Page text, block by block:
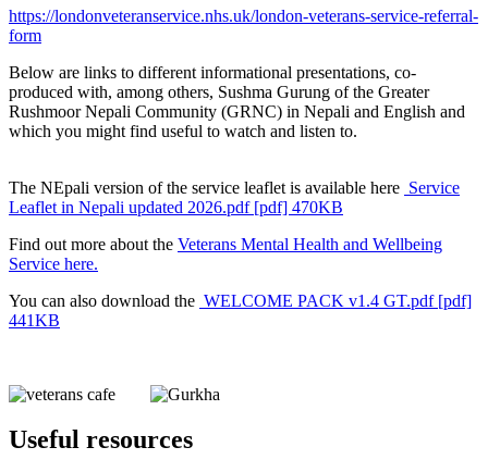
https://londonveteranservice.nhs.uk/london-veterans-service-referral-
form
Below are links to different informational presentations, co-
produced with, among others, Sushma Gurung of the Greater
Rushmoor Nepali Community (GRNC) in Nepali and English and
which you might find useful to watch and listen to.
The NEpali version of the service leaflet is available here Service
Leaflet in Nepali updated 2026.pdf [pdf] 470KB
Find out more about the Veterans Mental Health and Wellbeing
Service here.
You can also download the WELCOME PACK v1.4 GT.pdf [pdf]
441KB
Useful resources